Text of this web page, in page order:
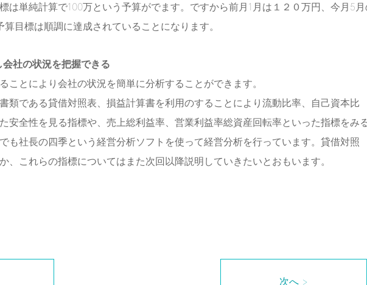
は単純計算で100万という予算がでます。ですから前月1月は１２０万円、今月5
目標は順調に達成されていることになります。
社の状況を把握できる
ことにより会社の状況を簡単に分析することができます。
類である貸借対照表、損益計算書を利用のすることにより流動比率、自己資本比
安全性を見る指標や、売上総利益率、営業利益率総資産回転率といった指標をみ
も社長の四季という経営分析ソフトを使って経営分析を行っています。貸借対照
、これらの指標についてはまた次回以降説明していきたいとおもいます。
次へ >